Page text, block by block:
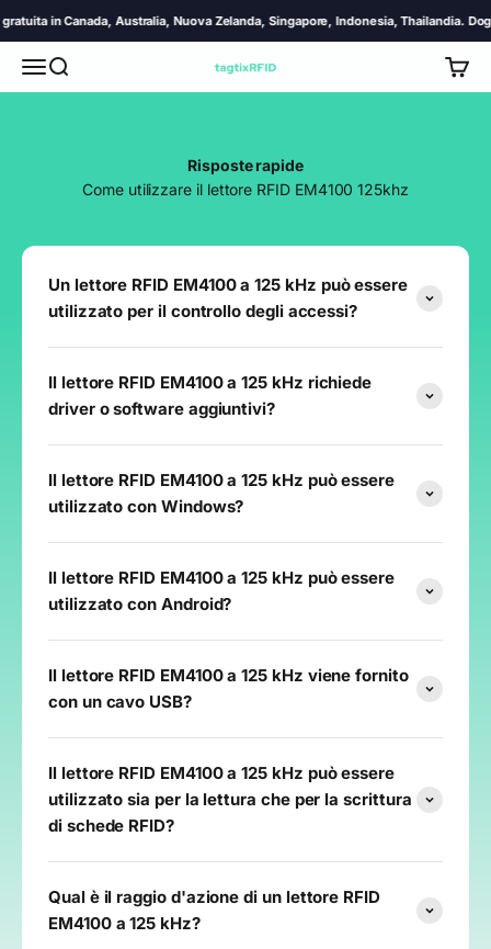
in Canada, Australia, Nuova Zelanda, Singapore, Indonesia, Thailandia.
MenùCerca TagtixRFID
Risposte rapide
Come utilizzare il lettore RFID EM4100 125khz
Un lettore RFID EM4100 a 125 kHz può essere
utilizzato per il controllo degli accessi?
Il lettore RFID EM4100 a 125 kHz richiede
driver o software aggiuntivi?
Il lettore RFID EM4100 a 125 kHz può essere
utilizzato con Windows?
Il lettore RFID EM4100 a 125 kHz può essere
utilizzato con Android?
Il lettore RFID EM4100 a 125 kHz viene fornito
con un cavo USB?
Il lettore RFID EM4100 a 125 kHz può essere
utilizzato sia per la lettura che per la scrittura
di schede RFID?
Qual è il raggio d'azione di un lettore RFID
EM4100 a 125 kHz?